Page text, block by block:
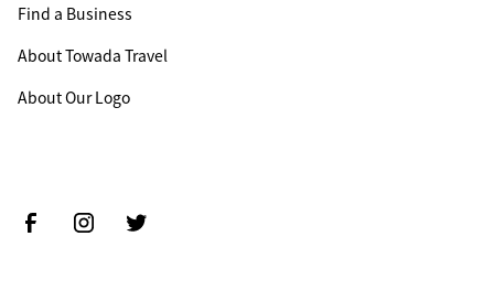
Find a Business
About Towada Travel
About Our Logo